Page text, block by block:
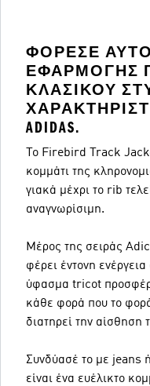
ΦΌΡΕΣΕ ΑΥΤΌ
ΕΦΑΡΜΟΓΉΣ
ΚΛΑΣΙΚΟΎ
ADIDAS.
Το Firebird Track
κομμάτι της
γιακά μέχρι το rib
αναγνωρίσιμη.
Μέρος της σειράς
φέρει έντονη
ύφασμα tricot
κάθε φορά που το
διατηρεί την
Συνδύασέ το με jeans
είναι ένα ευέλικτο